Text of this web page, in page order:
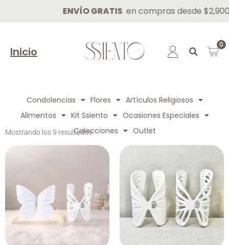
ENVÍO GRATISen compras desde $2,900
Inicio
0
Condolencias Flores
Artículos Religiosos
Alimentos
Kit Ssiento
Ocasiones Especiales
Colecciones
Outlet
Mostrando los 9 resultados